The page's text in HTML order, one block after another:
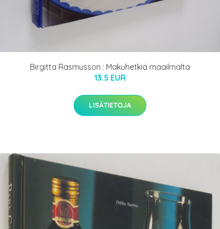
Birgitta Rasmusson : Makuhetkiä maailmalta
13.5 EUR
LISÄTIETOJA